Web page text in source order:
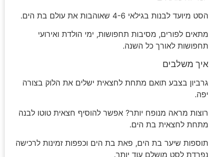
הסט מיועד לבנות בגילאי 4-6 שאוהבות את עולם בת הים.
מתאים לפורים, מסיבות תחפושות, ימי הולדת ואירועי
תחפושות לאורך כל השנה.
איך משלבים
גרביון בצבע תואם מתחת לחצאית ישלים את הלוק בצורה
יפה.
רוצות מראה מנופח יותר? אפשר להוסיף חצאית טוטו לבנה
מתחת לחצאית בת הים.
תוספות שיער בת הים, פאת בת הים וכפפות זמינות לרכישה
נפרדת לסט מושלם עוד יותר.